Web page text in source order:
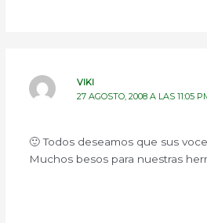
VIKI
27 AGOSTO, 2008 A LAS 11:05
🙂 Todos deseamos que sus
Muchos besos para nuestras